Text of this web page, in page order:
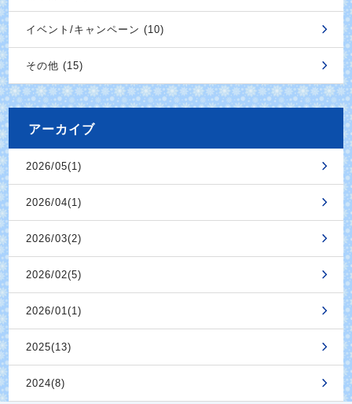
イベント/キャンペーン (10)
その他 (15)
アーカイブ
2026/05(1)
2026/04(1)
2026/03(2)
2026/02(5)
2026/01(1)
2025(13)
2024(8)